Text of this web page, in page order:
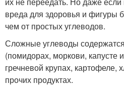
вреда для здоровья и фигуры
чем от простых углеводов.
Сложные углеводы
(помидорах, моркови, капусте
гречневой крупах, картофеле,
прочих продуктах.